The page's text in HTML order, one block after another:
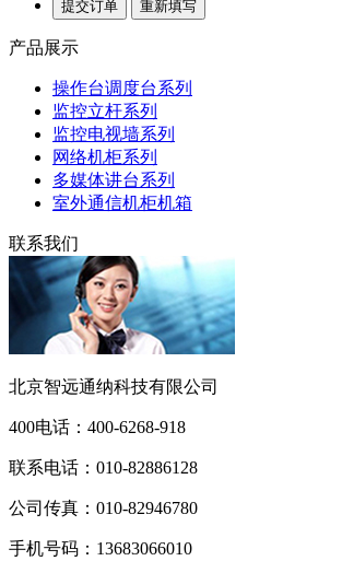
产品展示
操作台调度台系列
监控立杆系列
监控电视墙系列
网络机柜系列
多媒体讲台系列
室外通信机柜机箱
联系我们
北京智远通纳科技有限公司
400电话： 400-6268-918
联系电话： 010-82886128
公司传真： 010-82946780
手机号码： 13683066010